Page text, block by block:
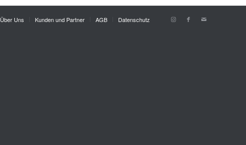
Über Uns Kunden und Partner AGB Datenschutz